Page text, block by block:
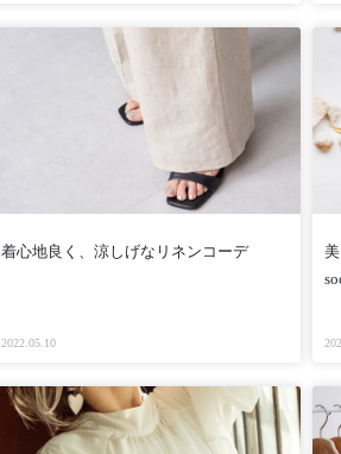
着心地良く、涼しげなリネンコーデ
2022.05.10